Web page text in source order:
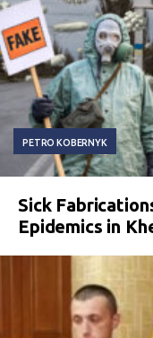
PETRO KOBERNYK
Sick
Epidemics in